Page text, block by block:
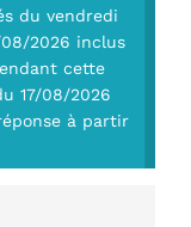
du vendredi
2026 inclus
cette
17/08/2026
à partir